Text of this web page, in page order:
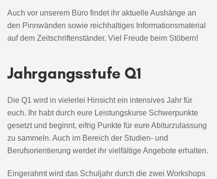
Auch vor unserem Büro findet ihr aktuelle Aushänge an
den Pinnwänden sowie reichhaltiges Informationsmaterial
auf dem Zeitschriftenständer. Viel Freude beim Stöbern!
Jahrgangsstufe Q1
Die Q1 wird in vielerlei Hinsicht ein intensives Jahr für
euch. Ihr habt durch eure Leistungskurse Schwerpunkte
gesetzt und beginnt, eifrig Punkte für eure Abiturzulassung
zu sammeln. Auch im Bereich der Studien- und
Berufsorientierung werdet ihr vielfältige Angebote erhalten.
Eingerahmt wird das Schuljahr durch die zwei Workshops